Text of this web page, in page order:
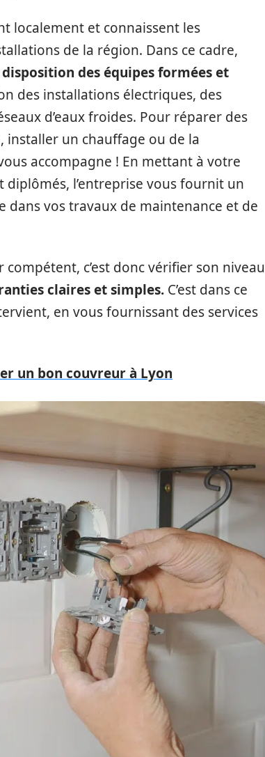
localement et connaissent les
de la région. Dans ce cadre,
des équipes formées et
des installations électriques, des
d’eaux froides. Pour réparer des
un chauffage ou de la
accompagne ! En mettant à votre
l’entreprise vous fournit un
dans vos travaux de maintenance et de
c’est donc vérifier son niveau
claires et simples. C’est dans ce
en vous fournissant des services
un bon couvreur à Lyon